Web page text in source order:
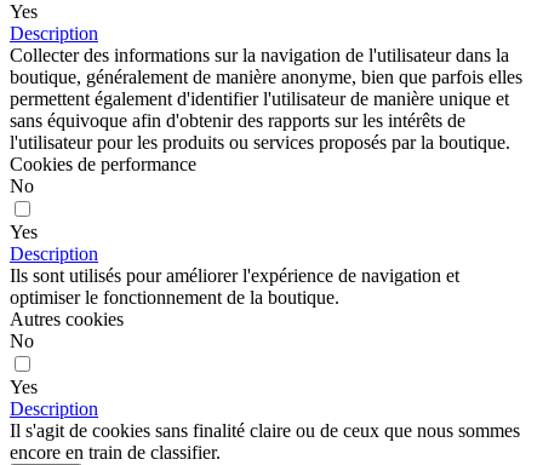
Yes
Description
Collecter des informations sur la navigation de l'utilisateur dans la
boutique, généralement de manière anonyme, bien que parfois elles
permettent également d'identifier l'utilisateur de manière unique et
sans équivoque afin d'obtenir des rapports sur les intérêts de
l'utilisateur pour les produits ou services proposés par la boutique.
Cookies de performance
No
Yes
Description
Ils sont utilisés pour améliorer l'expérience de navigation et
optimiser le fonctionnement de la boutique.
Autres cookies
No
Yes
Description
Il s'agit de cookies sans finalité claire ou de ceux que nous sommes
encore en train de classifier.